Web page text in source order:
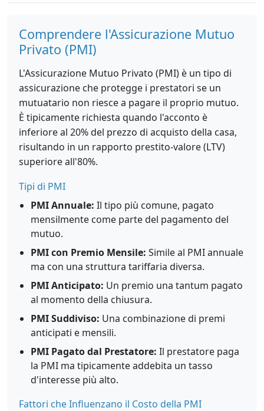
Comprendere l'Assicurazione Mutuo
Privato (PMI)
L'Assicurazione Mutuo Privato (PMI) è un tipo di
assicurazione che protegge i prestatori se un
mutuatario non riesce a pagare il proprio mutuo.
È tipicamente richiesta quando l'acconto è
inferiore al 20% del prezzo di acquisto della casa,
risultando in un rapporto prestito-valore (LTV)
superiore all'80%.
Tipi di PMI
PMI Annuale: Il tipo più comune, pagato
mensilmente come parte del pagamento del
mutuo.
PMI con Premio Mensile: Simile al PMI annuale
ma con una struttura tariffaria diversa.
PMI Anticipato: Un premio una tantum pagato
al momento della chiusura.
PMI Suddiviso: Una combinazione di premi
anticipati e mensili.
PMI Pagato dal Prestatore: Il prestatore paga
la PMI ma tipicamente addebita un tasso
d'interesse più alto.
Fattori che Influenzano il Costo della PMI